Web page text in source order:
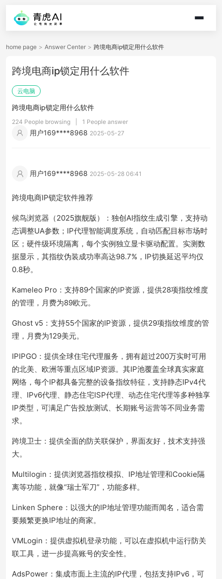
home page > Answer Center > 跨境电商ip锁定用什么软件
跨境电商ip锁定用什么软件
云电脑
跨境电商ip锁定用什么软件
224 People browsing 1 People answer
用户169****8968 2025-05-27
用户169****8968 2025-05-28 06:41
跨境电商IP锁定软件推荐
候鸟浏览器（2025旗舰版）：独创AI指纹生成引擎，支持动
态调整UA参数；IP代理智能调度系统，自动匹配目标市场时
区；硬件级环境隔离，每个实例独立显卡驱动配置。实测数
据显示，其指纹伪装成功率高达98.7%，IP切换延迟平均仅
0.8秒。
Kameleo Pro：支持89个国家的IP资源，提供28项指纹维度
的管理，月费为89欧元。
Ghost v5：支持55个国家的IP资源，提供29项指纹维度的管
理，月费为129美元。
IPIPGO：提供全球住宅代理服务，拥有超过200万实时可用
的北美、欧洲等重点区域IP资源。其IP池覆盖全球真实家庭
网络，每个IP都具备完整的设备指纹特征，支持静态IPv4代
理、IPv6代理、静态住宅ISP代理、动态住宅代理等多种独享
IP类型，可满足广告投放测试、长期账号运营等不同业务需
求。
跨境卫士：提供全面的防关联保护，界面友好，技术支持强
大。
Multilogin：提供浏览器指纹模拟、IP地址管理和Cookie隔
离等功能，就像“瑞士军刀”，功能多样。
Linken Sphere：以强大的IP地址管理功能而闻名，适合需
要频繁更换IP地址的商家。
VMLogin：提供虚拟机登录功能，可以在虚拟机中运行防关
联工具，进一步提高账号的安全性。
AdsPower：集成市面上主流的IP代理，包括支持IPv6，可